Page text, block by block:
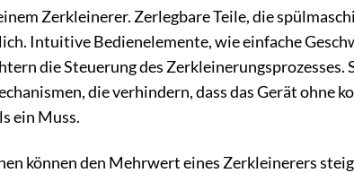
Zerkleinerer. Zerlegbare Teile, die
Intuitive Bedienelemente, wie einfache
die Steuerung des
die verhindern, dass das Gerät ohne
ein Muss.
können den Mehrwert eines Zerkleinerers